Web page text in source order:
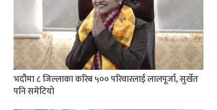
भदौमा ८ जिल्लाका करिब ५०० परिवारलाई लालपूर्जा, सुर्खेत
पनि समेटियो